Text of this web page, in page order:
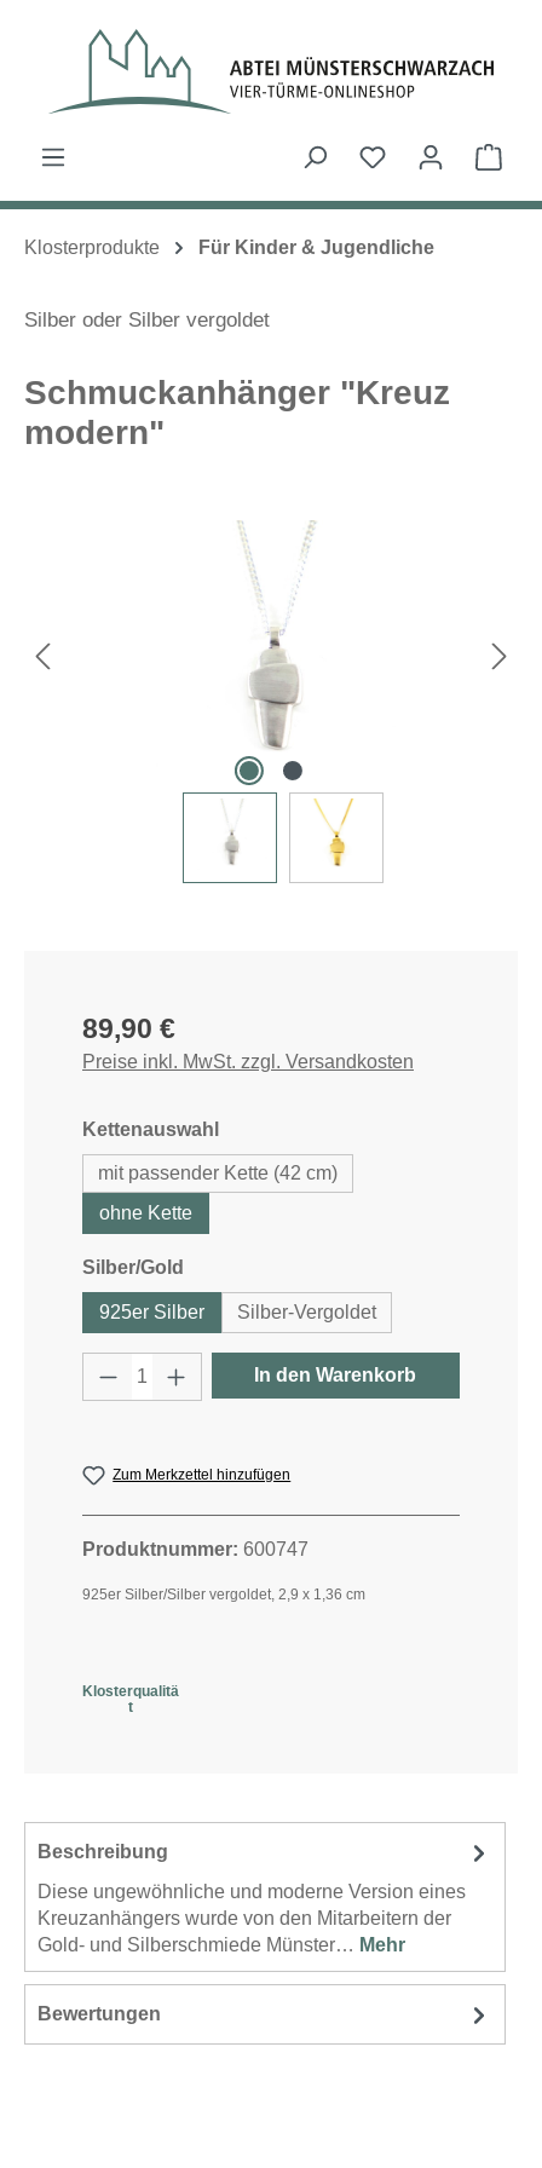
Zum Hauptinhalt springen
Du hast 0
Klosterprodukte Für Kinder & Jugendliche
Silber oder Silber vergoldet
Schmuckanhänger "Kreuz
modern"
Bildergalerie überspringen
Regulärer Preis:
89,90 €
Preise inkl. MwSt. zzgl. Versandkosten
Kettenauswahl auswählen
mit passender Kette (42 cm)
ohne Kette
Silber/Gold
925er Silber Silber-Vergoldet
Produkt Anzahl: Gib den
In den Warenkorb
Zum Merkzettel hinzufügen
Produktnummer: 600747
925er Silber/Silber vergoldet, 2,9 x 1,36 cm
Klosterqualitä
t
Beschreibung
Diese ungewöhnliche und moderne Version eines
Kreuzanhängers wurde von den Mitarbeitern der
Gold- und Silberschmiede Münster… Mehr
Bewertungen